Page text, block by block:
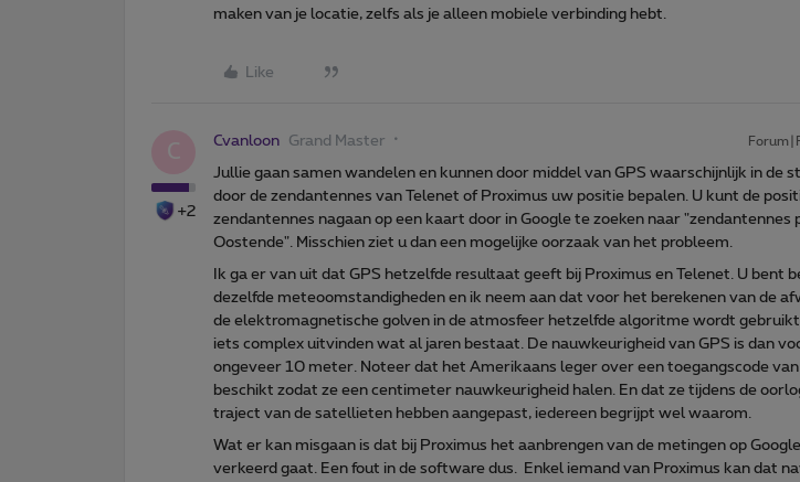
maken van je locatie, zelfs als je alleen mobiele verbinding hebt.
Like
C
+2
Cvanloon Grand Master
Jullie gaan samen wandelen en kunnen door middel van GPS waarschijnlijk in de
door de zendantennes van Telenet of Proximus uw positie bepalen. U kunt de
zendantennes nagaan op een kaart door in Google te zoeken naar "zendantennes
Oostende". Misschien ziet u dan een mogelijke oorzaak van het probleem.
Ik ga er van uit dat GPS hetzelfde resultaat geeft bij Proximus en Telenet. U bent
dezelfde meteoomstandigheden en ik neem aan dat voor het berekenen van de
de elektromagnetische golven in de atmosfeer hetzelfde algoritme wordt
iets complex uitvinden wat al jaren bestaat. De nauwkeurigheid van GPS is dan
ongeveer 10 meter. Noteer dat het Amerikaans leger over een toegangscode van
beschikt zodat ze een centimeter nauwkeurigheid halen. En dat ze tijdens de
traject van de satellieten hebben aangepast, iedereen begrijpt wel waarom.
Wat er kan misgaan is dat bij Proximus het aanbrengen van de metingen op
verkeerd gaat. Een fout in de software dus. Enkel iemand van Proximus kan dat